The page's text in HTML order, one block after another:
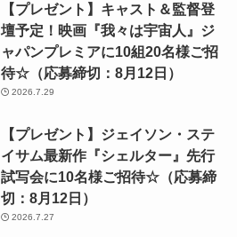
【プレゼント】キャスト＆監督登
壇予定！映画『我々は宇宙人』ジ
ャパンプレミアに10組20名様ご招
待☆（応募締切：8月12日）
2026.7.29
【プレゼント】ジェイソン・ステ
イサム最新作『シェルター』先行
試写会に10名様ご招待☆（応募締
切：8月12日）
2026.7.27